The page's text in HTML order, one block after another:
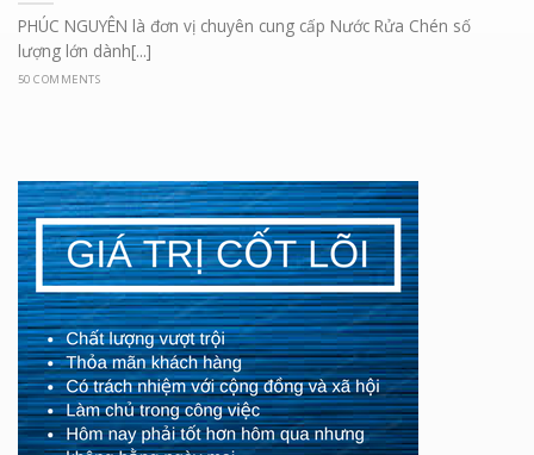
PHÚC NGUYÊN là đơn vị chuyên cung cấp Nước Rửa Chén số
lượng lớn dành[...]
50 COMMENTS